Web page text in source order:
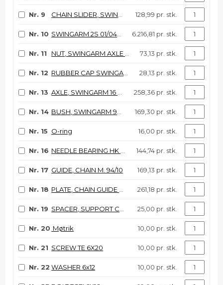
Nr. 9 CHAIN SLIDER, SWING ARM 94/04 128,99 pr. stk.
Nr. 10 SWINGARM 2S 01/04 - SMR 01/06 6.216,81 pr. stk.
Nr. 11 NUT, SWINGARM AXLE M. 95/05 73,13 pr. stk.
Nr. 12 RUBBER CAP SWINGARM 94/07 28,13 pr. stk.
Nr. 13 AXLE, SWINGARM 16 M. 95/06 258,36 pr. stk.
Nr. 14 BUSH, SWINGARM 95/07 16X30X53 169,30 pr. stk.
Nr. 15 O-ring 16,00 pr. stk.
Nr. 16 NEEDLE BEARING HK 20/30 144,74 pr. stk.
Nr. 17 GUIDE, CHAIN M. 94/10 169,13 pr. stk.
Nr. 18 PLATE, CHAIN GUIDE M. 94/06 261,18 pr. stk.
Nr. 19 SPACER, SUPPORT CHAIN 25,00 pr. stk.
Nr. 20 Møtrik 10,00 pr. stk.
Nr. 21 SCREW TE 6X20 10,00 pr. stk.
Nr. 22 WASHER 6x12 10,00 pr. stk.